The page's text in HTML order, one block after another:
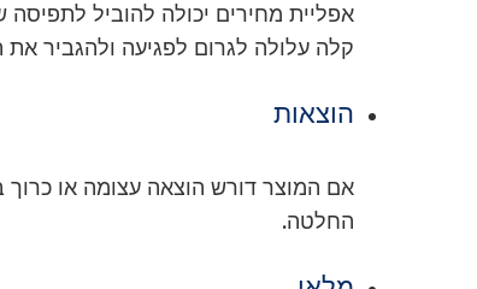
אפליית מחירים יכולה להוביל
קלה עלולה לגרום לפגיעה ולהגביר את
הוצאות
אם המוצר דורש הוצאה עצומה או
החלטה.